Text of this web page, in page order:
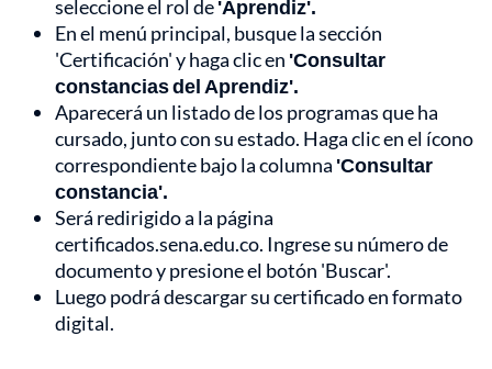
seleccione el rol de'Aprendiz'.
En el menú principal, busque la sección
'Certificación' y haga clic en 'Consultar
constancias del Aprendiz'.
Aparecerá un listado de los programas que ha
cursado, junto con su estado. Haga clic en el ícono
correspondiente bajo la columna 'Consultar
constancia'.
Será redirigido a la página
certificados.sena.edu.co. Ingrese su número de
documento y presione el botón 'Buscar'.
Luego podrá descargar su certificado en formato
digital.